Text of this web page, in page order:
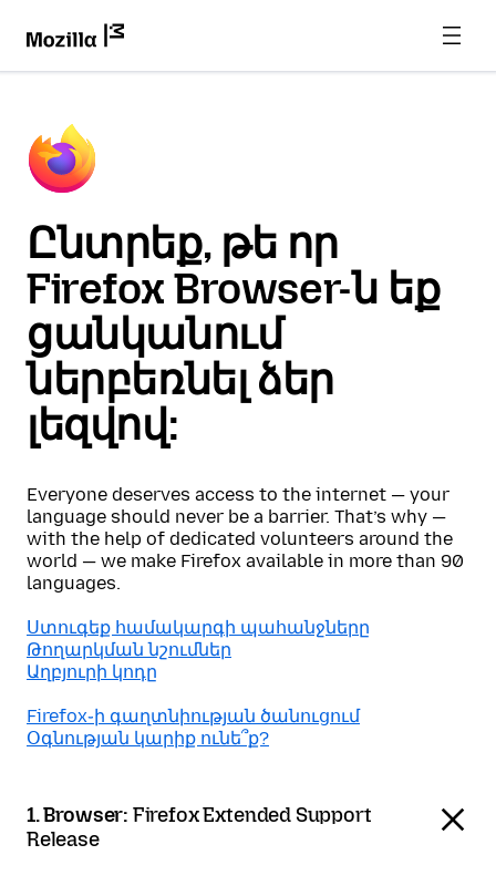
Ընտրեք, թե որ
Firefox Browser-ն եք
ցանկանում
ներբեռնել ձեր
լեզվով:
Everyone deserves access to the internet — your
language should never be a barrier. That’s why —
with the help of dedicated volunteers around the
world — we make Firefox available in more than 90
languages.
Ստուգեք համակարգի պահանջները
Թողարկման նշումներ
Աղբյուրի կոդը
Firefox֊ի գաղտնիության ծանուցում
Օգնության կարիք ունե՞ք?
1. Browser: Firefox Extended Support
Release